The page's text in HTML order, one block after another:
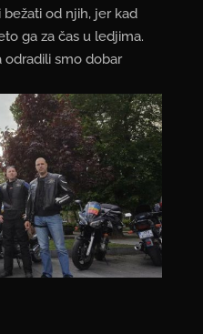
od njih, jer kad
ga za čas u ledjima.
odradili smo dobar